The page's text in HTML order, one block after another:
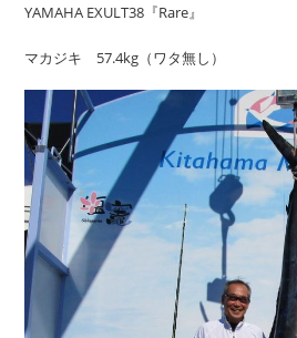
サービス案内
新艇・展示艇情報
求人情報
YAMAHA EXULT38『Rare』
マカジキ 57.4kg（ワタ無し）